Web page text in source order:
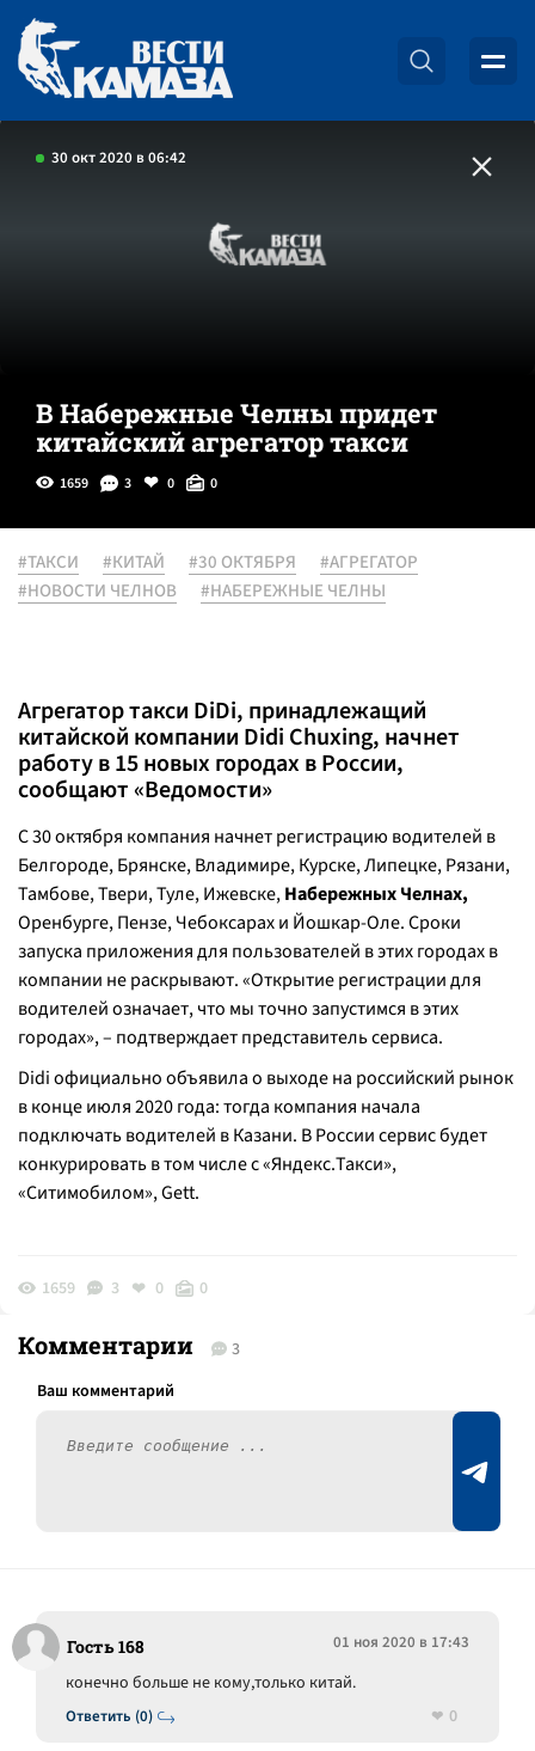
30 окт 2020 в 06:42
В Набережные Челны придет
китайский агрегатор такси
1659 3 0 0
#ТАКСИ #КИТАЙ #30 ОКТЯБРЯ
#АГРЕГАТОР
#НОВОСТИ ЧЕЛНОВ
#НАБЕРЕЖНЫЕ ЧЕЛНЫ
Агрегатор такси DiDi, принадлежащий
китайской компании Didi Chuxing, начнет
работу в 15 новых городах в России,
сообщают «Ведомости»
С 30 октября компания начнет регистрацию водителей в
Белгороде, Брянске, Владимире, Курске, Липецке, Рязани,
Тамбове, Твери, Туле, Ижевске,Набережных Челнах,
Оренбурге, Пензе, Чебоксарах и Йошкар-Оле. Сроки
запуска приложения для пользователей в этих городах в
компании не раскрывают. «Открытие регистрации для
водителей означает, что мы точно запустимся в этих
городах», – подтверждает представитель сервиса.
Didi официально объявила о выходе на российский рынок
в конце июля 2020 года: тогда компания начала
подключать водителей в Казани. В России сервис будет
конкурировать в том числе с «Яндекс.Такси»,
«Ситимобилом», Gett.
1659 3 0 0
Комментарии 3
Гость 168 01 ноя 2020 в 17:43
Ответить (0)
конечно больше не кому,только китай.
0